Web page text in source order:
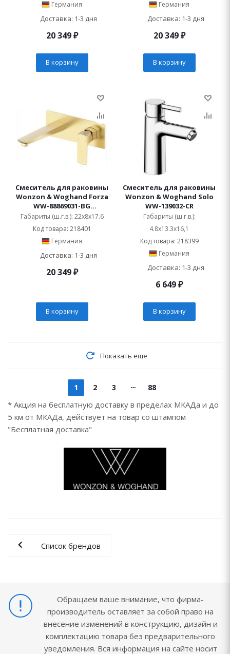
Германия
Доставка: 1-3 дня
20 349₽
В корзину
Германия
Доставка: 1-3 дня
20 349₽
В корзину
Смеситель для раковины
Wonzon & Woghand Forza
WW-88869031-BG
встраиваемый
Габариты (ш.г.в.): 22x8x17.6
Код товара: 218401
Германия
Доставка: 1-3 дня
20 349₽
В корзину
Смеситель для раковины
Wonzon & Woghand Solo
WW-139032-CR
Габариты (ш.г.в.):
4.8x13.3x16,1
Код товара: 218399
Германия
Доставка: 1-3 дня
6 649₽
В корзину
Показать еще
1 2 3 88
* Акция на бесплатную доставку в пределах МКАДа и до
5 км от МКАДа, действует на товар со штампом
"Бесплатная доставка"
Список брендов
Обращаем ваше внимание, что фирма-
производитель оставляет за собой право на
внесение изменений в конструкцию, дизайн и
комплектацию товара без предварительного
уведомления. Вся информация на сайте носит